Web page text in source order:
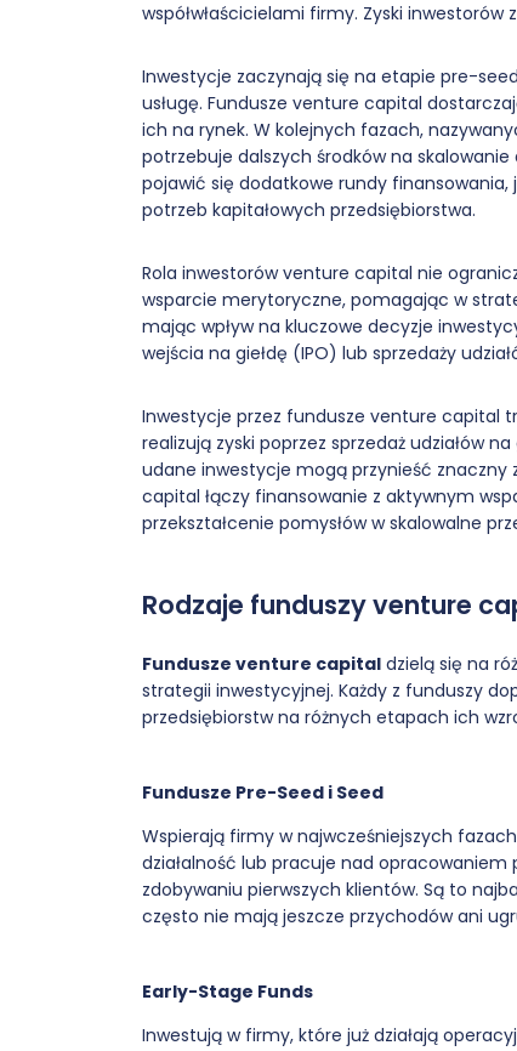
współwłaścicielami firmy. Zyski inwestorów
Inwestycje zaczynają się na etapie pre-
usługę. Fundusze venture capital
ich na rynek. W kolejnych fazach,
potrzebuje dalszych środków na
pojawić się dodatkowe rundy finansowania,
potrzeb kapitałowych przedsiębiorstwa.
Rola inwestorów venture capital nie
wsparcie merytoryczne, pomagając w
mając wpływ na kluczowe decyzje
wejścia na giełdę (IPO) lub sprzedaży
Inwestycje przez fundusze venture capital
realizują zyski poprzez sprzedaż udziałów
udane inwestycje mogą przynieść znaczny
capital łączy finansowanie z aktywnym
przekształcenie pomysłów w skalowalne
Rodzaje funduszy venture
Fundusze venture capital dzielą się na
strategii inwestycyjnej. Każdy z funduszy
przedsiębiorstw na różnych etapach ich
Fundusze Pre-Seed i Seed
Wspierają firmy w najwcześniejszych
działalność lub pracuje nad
zdobywaniu pierwszych klientów. Są to
często nie mają jeszcze przychodów ani
Early-Stage Funds
Inwestują w firmy, które już działają